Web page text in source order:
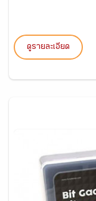
ดูรายละเอียด